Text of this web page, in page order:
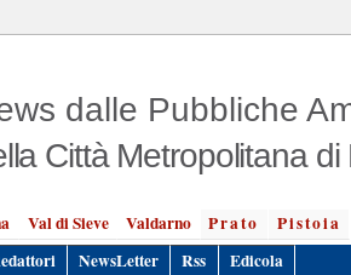
dalle Pubbliche
Città Metropolitana di
Val di Sieve Valdarno Prato
Pistoia
NewsLetter Rss Edicola